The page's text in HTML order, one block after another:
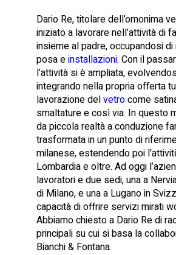
Dario Re, titolare dell’omonima
iniziato a lavorare nell’attività di
insieme al padre, occupandosi
posa einstallazioni. Con il
l’attività si è ampliata,
integrando nella propria offerta
lavorazione delvetrocome
smaltature e così via. In questo
da piccola realtà a conduzione
trasformata in un punto di
milanese, estendendo poi
Lombardia e oltre. Ad oggi
lavoratori e due sedi, una a
di Milano, e una a Lugano in
capacità di offrire servizi mirati
Abbiamo chiesto a Dario Re di
principali su cui si basa la
Bianchi & Fontana.